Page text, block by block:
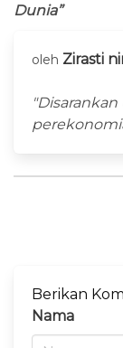
Dunia”
oleh Zirasti
Berikan
Nama